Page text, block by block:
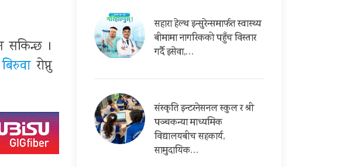
सकिन्छ ।
बिरुवा रोप्नु
सहारा हेल्थ इन्सुरेन्समार्फत स्वास्थ्य
बीमामा नागरिकको पहुँच विस्तार
गर्दै इसेवा,…
संस्कृति इन्टरनेसनल स्कुल र श्री
पञ्चकन्या माध्यमिक
विद्यालयबीच सहकार्य,
सामुदायिक…